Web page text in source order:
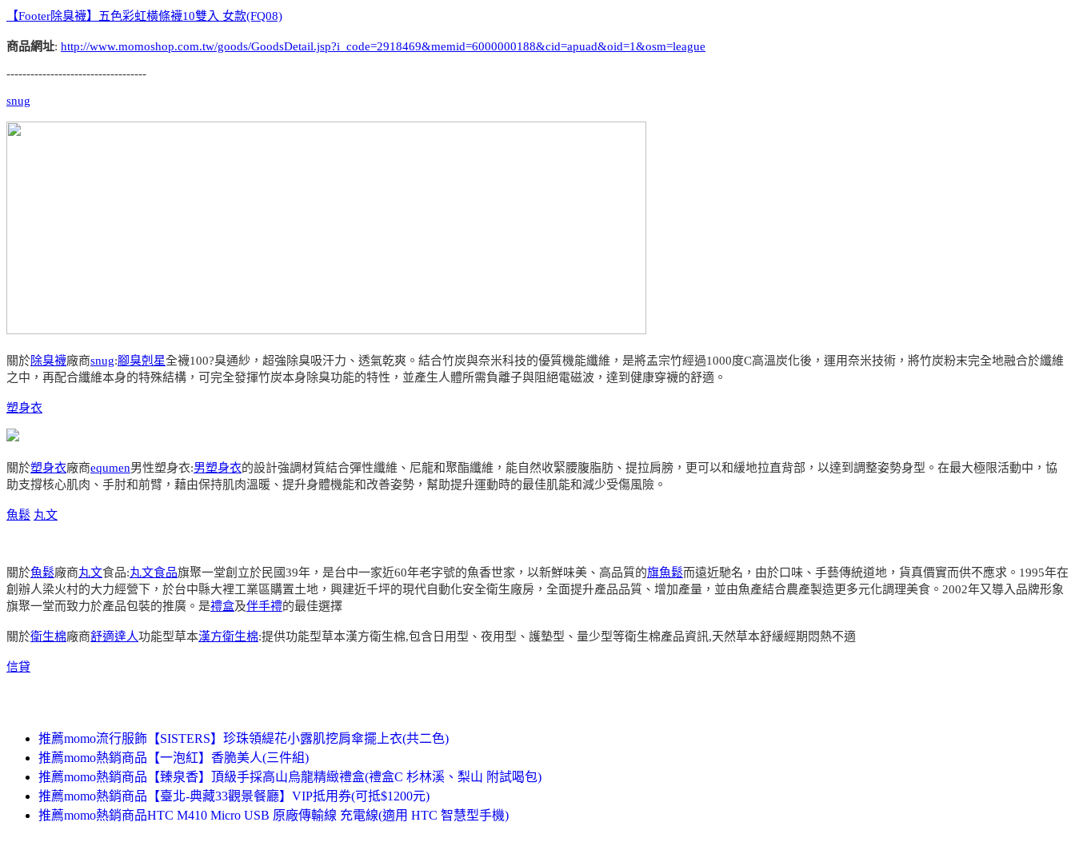
【Footer除臭襪】五色彩虹橫條襪10雙入 女款(FQ08)
商品網址: http://www.momoshop.com.tw/goods/GoodsDetail.jsp?i_code=2918469&memid=6000000188&cid=apuad&oid=1&osm=league
-----------------------------------
snug
關於除臭襪廠商snug:腳臭剋星全襪100?臭通紗，超強除臭吸汗力、透氣乾爽。結合竹炭與奈米科技的優質機能纖維，是將孟宗竹經過1000度C高溫炭化後，運用奈米技術，將竹炭粉末完全地融合於纖維
之中，再配合纖維本身的特殊結構，可完全發揮竹炭本身除臭功能的特性，並產生人體所需負離子與阻絕電磁波，達到健康穿襪的舒適。
塑身衣
關於塑身衣廠商equmen男性塑身衣:男塑身衣的設計強調材質結合彈性纖維、尼龍和聚酯纖維，能自然收緊腰腹脂肪、提拉肩膀，更可以和緩地拉直背部，以達到調整姿勢身型。在最大極限活動中，協
助支撐核心肌肉、手肘和前臂，藉由保持肌肉溫暖、提升身體機能和改善姿勢，幫助提升運動時的最佳肌能和減少受傷風險。
魚鬆 丸文
關於魚鬆廠商丸文食品:丸文食品旗聚一堂創立於民國39年，是台中一家近60年老字號的魚香世家，以新鮮味美、高品質的旗魚鬆而遠近馳名，由於口味、手藝傳統道地，貨真價實而供不應求。1995年在
創辦人梁火村的大力經營下，於台中縣大裡工業區購置土地，興建近千坪的現代自動化安全衛生廠房，全面提升產品品質、增加產量，並由魚產結合農產製造更多元化調理美食。2002年又導入品牌形象
旗聚一堂而致力於產品包裝的推廣。是禮盒及伴手禮的最佳選擇
關於衛生棉廠商舒適達人功能型草本漢方衛生棉:提供功能型草本漢方衛生棉,包含日用型、夜用型、護墊型、量少型等衛生棉產品資訊,天然草本舒緩經期悶熱不適
信貸
推薦momo流行服飾【SISTERS】珍珠領緹花小露肌挖肩傘擺上衣(共二色)
推薦momo熱銷商品【一泡紅】香脆美人(三件組)
推薦momo熱銷商品【臻泉香】頂級手採高山烏龍精緻禮盒(禮盒C 杉林溪、梨山 附試喝包)
推薦momo熱銷商品【臺北-典藏33觀景餐廳】VIP抵用券(可抵$1200元)
推薦momo熱銷商品HTC M410 Micro USB 原廠傳輸線 充電線(適用 HTC 智慧型手機)